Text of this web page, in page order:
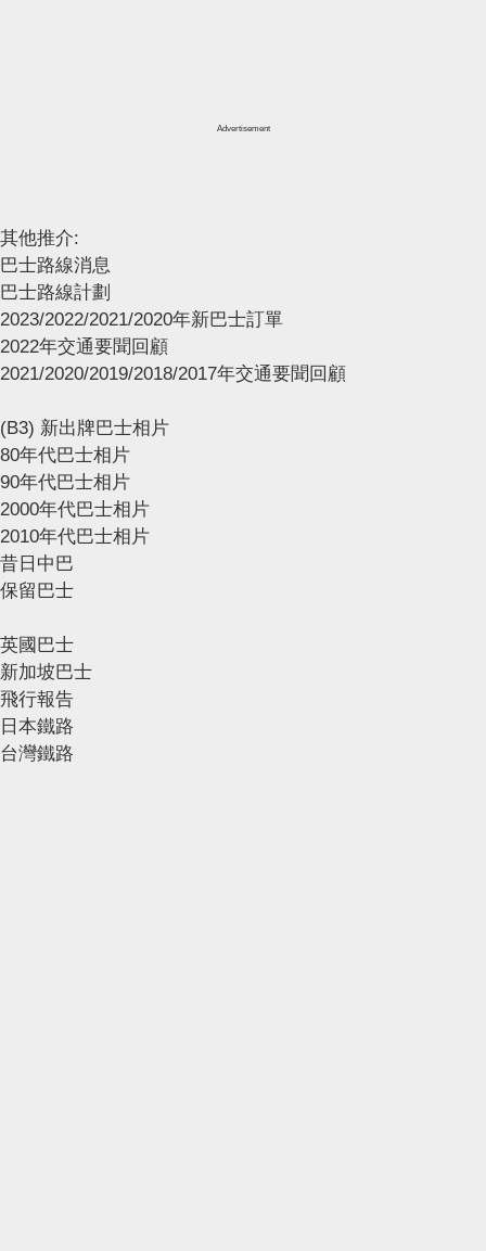
Advertisement
其他推介:
巴士路線消息
巴士路線計劃
2023/2022/2021/2020年新巴士訂單
2022年交通要聞回顧
2021/2020/2019/2018/2017年交通要聞回顧
(B3) 新出牌巴士相片
80年代巴士相片
90年代巴士相片
2000年代巴士相片
2010年代巴士相片
昔日中巴
保留巴士
英國巴士
新加坡巴士
飛行報告
日本鐵路
台灣鐵路